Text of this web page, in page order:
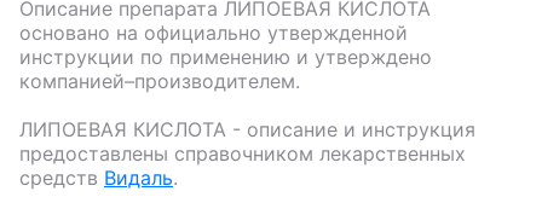
Описание препарата ЛИПОЕВАЯ КИСЛОТА
основано на официально утвержденной
инструкции по применению и утверждено
компанией–производителем.
ЛИПОЕВАЯ КИСЛОТА - описание и инструкция
предоставлены справочником лекарственных
средств Видаль.